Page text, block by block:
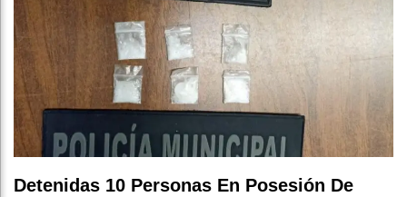
Detenidas 10 Personas En Posesión De